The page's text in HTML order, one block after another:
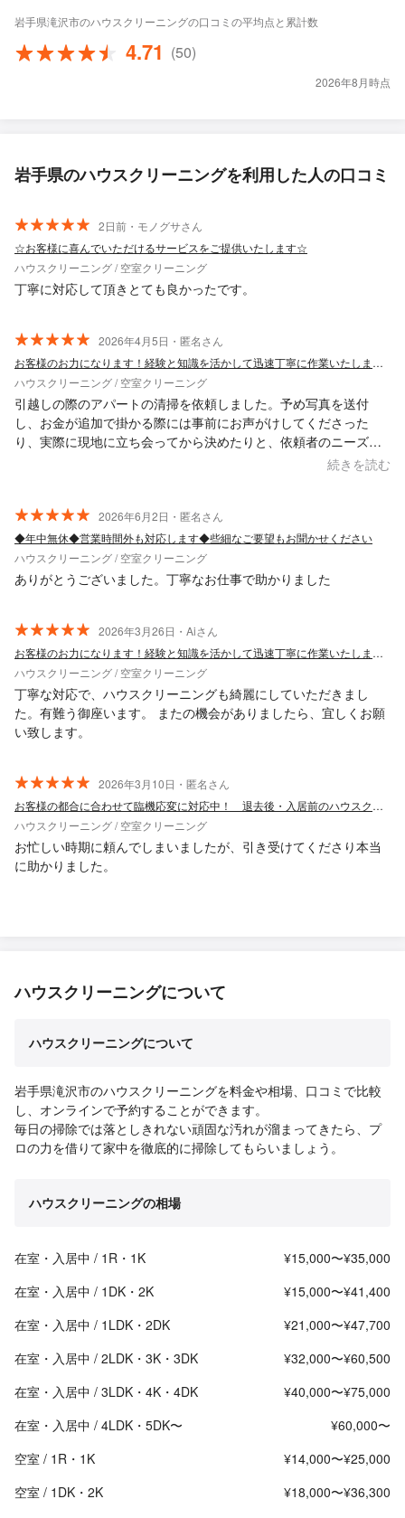
岩手県滝沢市のハウスクリーニングの口コミの平均点と累計数
4.71 (50)
2026年8月時点
岩手県のハウスクリーニングを利用した人の口コミ
2日前・モノグサさん
☆お客様に喜んでいただけるサービスをご提供いたします☆
ハウスクリーニング / 空室クリーニング
丁寧に対応して頂きとても良かったです。
2026年4月5日・匿名さん
お客様のお力になります！経験と知識を活かして迅速丁寧に作業いたします！
ハウスクリーニング / 空室クリーニング
引越しの際のアパートの清掃を依頼しました。予め写真を送付
し、お金が追加で掛かる際には事前にお声がけしてくださった
り、実際に現地に立ち会ってから決めたりと、依頼者のニーズに
応じて丁寧に対応してくれました。機会があればまた依頼したい
続きを読む
2026年6月2日・匿名さん
◆年中無休◆営業時間外も対応します◆些細なご要望もお聞かせください
ハウスクリーニング / 空室クリーニング
ありがとうございました。丁寧なお仕事で助かりました
2026年3月26日・Aiさん
お客様のお力になります！経験と知識を活かして迅速丁寧に作業いたします！
ハウスクリーニング / 空室クリーニング
丁寧な対応で、ハウスクリーニングも綺麗にしていただきまし
た。有難う御座います。 またの機会がありましたら、宜しくお願
い致します。
2026年3月10日・匿名さん
お客様の都合に合わせて臨機応変に対応中！ 退去後・入居前のハウスクリーニング。
ハウスクリーニング / 空室クリーニング
お忙しい時期に頼んでしまいましたが、引き受けてくださり本当
に助かりました。
ハウスクリーニングについて
ハウスクリーニングについて
岩手県滝沢市のハウスクリーニングを料金や相場、口コミで比較
し、オンラインで予約することができます。
毎日の掃除では落としきれない頑固な汚れが溜まってきたら、プ
ロの力を借りて家中を徹底的に掃除してもらいましょう。
ハウスクリーニングの相場
在室・入居中 / 1R・1K
¥15,000〜¥35,000
在室・入居中 / 1DK・2K
¥15,000〜¥41,400
在室・入居中 / 1LDK・2DK
¥21,000〜¥47,700
在室・入居中 / 2LDK・3K・3DK
¥32,000〜¥60,500
在室・入居中 / 3LDK・4K・4DK
¥40,000〜¥75,000
在室・入居中 / 4LDK・5DK〜
¥60,000〜
空室 / 1R・1K
¥14,000〜¥25,000
空室 / 1DK・2K
¥18,000〜¥36,300